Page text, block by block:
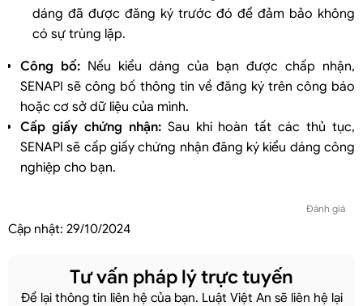
dáng đã được đăng ký trước đó để đảm bảo không
có sự trùng lặp.
Công bố: Nếu kiểu dáng của bạn được chấp nhận,
SENAPI sẽ công bố thông tin về đăng ký trên công báo
hoặc cơ sở dữ liệu của mình.
Cấp giấy chứng nhận: Sau khi hoàn tất các thủ tục,
SENAPI sẽ cấp giấy chứng nhận đăng ký kiểu dáng công
nghiệp cho bạn.
Đánh giá
Cập nhật: 29/10/2024
Tư vấn pháp lý trực tuyến
Để lại thông tin liên hệ của bạn. Luật Việt An sẽ liên hệ lại